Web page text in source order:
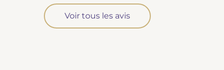
Demander un devis obsèques
Voir tous les avis